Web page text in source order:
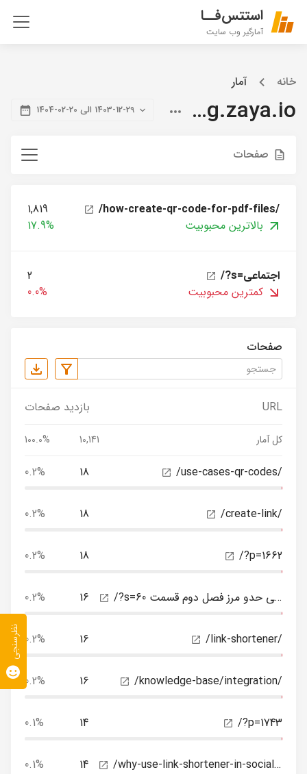
استتس‌فــا
آمارگیر وب سایت
خانه آمار
blog.zaya.io 1403-12-29 الی 20-02-1404
صفحات
/how-create-qr-code-for-pdf-files/
1,819
بالاترین محبوبیت
17.9%
/?s=اجتماعی
2
کمترین محبوبیت
0.0%
صفحات
URL بازدید صفحات
کل آمار 10,141
100.0%
/use-cases-qr-codes/
18
0.2%
/create-link/
18
0.2%
/?p=1662
18
0.2%
/?s=سریال عشق بی حدو مرز فصل دوم قسمت 60 16
0.2%
/link-shortener/
16
0.2%
/knowledge-base/integration/
16
0.2%
/?p=1743
14
0.1%
/why-use-link-shortener-in-social-medias/
14
0.1%
نظرسنجی